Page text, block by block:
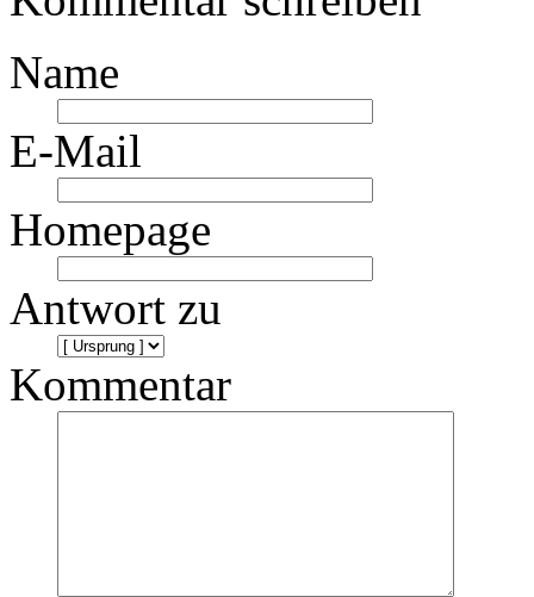
Name
E-Mail
Homepage
Antwort zu
Kommentar